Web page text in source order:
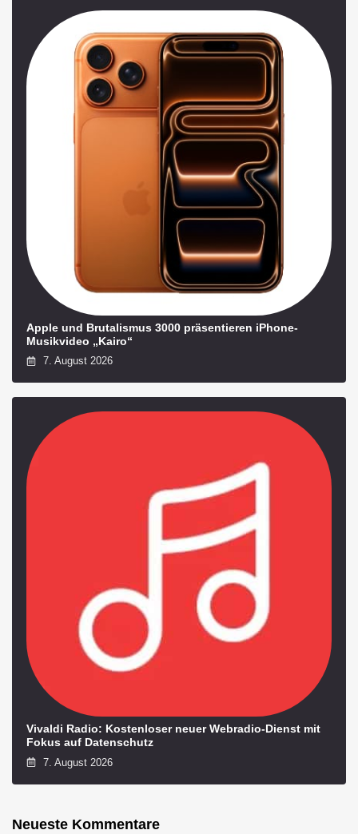
Apple und Brutalismus 3000 präsentieren iPhone-
Musikvideo „Kairo“
7. August 2026
Vivaldi Radio: Kostenloser neuer Webradio-Dienst mit
Fokus auf Datenschutz
7. August 2026
Neueste Kommentare